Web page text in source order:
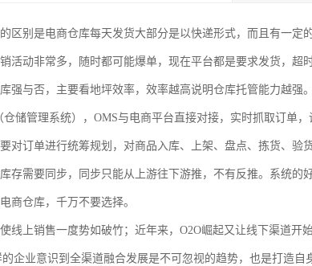
区别是电商仓库每天发货大部分是以快递形式，而且有一定
活动非常多，随时都可能爆单，现在平台都是要求发货，超
强与否，主要看地坪效率，效率越高说明仓库托管能力越强
仓储管理系统），OMS与电商平台直接对接，实时抓取订单
对订单进行统筹规划，对商品入库、上架、盘点、拣货、验
存需要同步，同步只能从上游往下游推，不有反推。系统的
商仓库，千万不要选择。
线上销售一度势如破竹；近年来，O2O崛起又让线下渠道开
企业意识到全渠道融合发展是不可忽视的趋势，也是打造